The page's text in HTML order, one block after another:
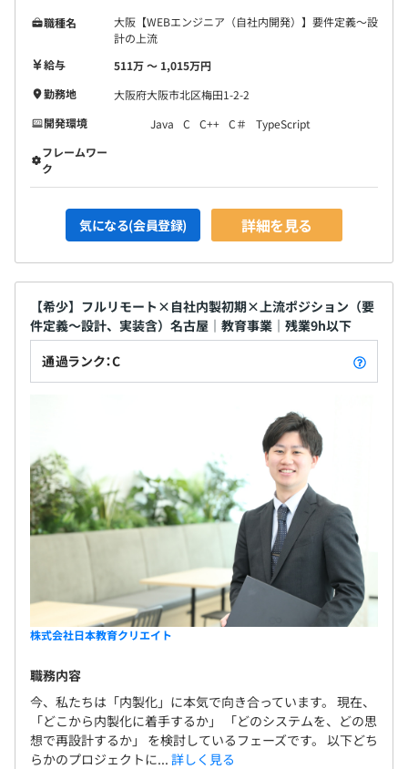
職種名
大阪【WEBエンジニア（自社内開発）】要件定義～設
計の上流
給与
511万 〜 1,015万円
勤務地
大阪府大阪市北区梅田1-2-2
開発環境
Java C C++ C＃
TypeScript
フレームワー
ク
気になる(会員登録) 詳細を見る
【希少】フルリモート×自社内製初期×上流ポジション（要
件定義～設計、実装含）名古屋｜教育事業｜残業9h以下
通過ランク：C
株式会社日本教育クリエイト
職務内容
今、私たちは「内製化」に本気で向き合っています。 現在、
「どこから内製化に着手するか」 「どのシステムを、どの思
想で再設計するか」 を検討しているフェーズです。 以下どち
らかのプロジェクトに... 詳しく見る